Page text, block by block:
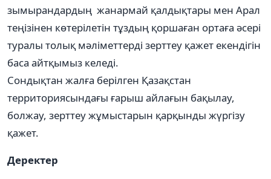
зымырандардың жанармай қалдықтары мен Арал
теңізінен көтерілетін тұздың қоршаған ортаға әсері
туралы толық мәліметтерді зерттеу қажет екендігін
баса айтқымыз келеді.
Сондықтан жалға берілген Қазақстан
территориясындағы ғарыш айлағын бақылау,
болжау, зерттеу жұмыстарын қарқынды жүргізу
қажет.
Деректер